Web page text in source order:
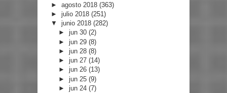
► agosto 2018 (363)
► julio 2018 (251)
▼ junio 2018 (282)
►jun 30(2)
►jun 29(8)
►jun 28(8)
►jun 27(14)
►jun 26(13)
►jun 25(9)
►jun 24(7)